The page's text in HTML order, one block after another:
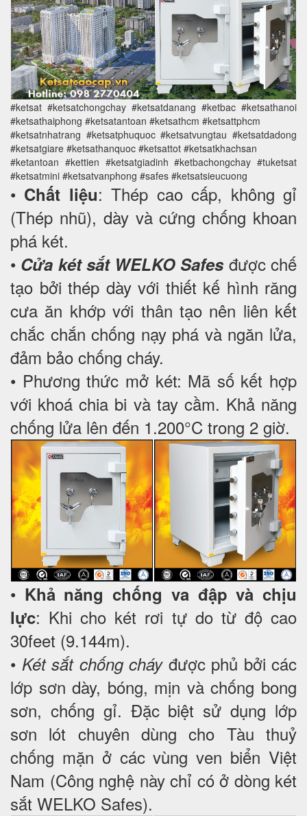
#ketsat #ketsatchongchay #ketsatdanang #ketbac #ketsathanoi
#ketsathaiphong #ketsatantoan #ketsathcm #ketsattphcm
#ketsatnhatrang #ketsatphuquoc #ketsatvungtau #ketsatdadong
#ketsatgiare #ketsathanquoc #ketsattot #ketsatkhachsan
#ketantoan #kettien #ketsatgiadinh #ketbachongchay #tuketsat
#ketsatmini #ketsatvanphong #safes #ketsatsieucuong
• Chất liệu: Thép cao cấp, không gỉ
(Thép nhũ), dày và cứng chống khoan
phá két.
• Cửa két sắt WELKO Safesđược chế
tạo bởi thép dày với thiết kế hình răng
cưa ăn khớp với thân tạo nên liên kết
chắc chắn chống nạy phá và ngăn lửa,
đảm bảo chống cháy.
• Phương thức mở két: Mã số kết hợp
với khoá chia bi và tay cầm. Khả năng
chống lửa lên đến 1.200°C trong 2 giờ.
• Khả năng chống va đập và chịu
lực: Khi cho két rơi tự do từ độ cao
30feet (9.144m).
• Két sắt chống cháyđược phủ bởi các
lớp sơn dày, bóng, mịn và chống bong
sơn, chống gỉ. Đặc biệt sử dụng lớp
sơn lót chuyên dùng cho Tàu thuỷ
chống mặn ở các vùng ven biển Việt
Nam (Công nghệ này chỉ có ở dòng két
sắt WELKO Safes).